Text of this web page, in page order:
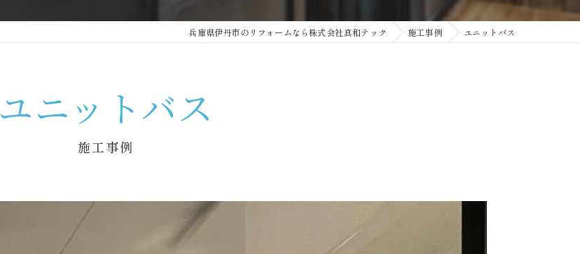
兵庫県伊丹市のリフォームなら株式会社真和テック 施工事例 ユニットバス
施工事例
ユニットバス